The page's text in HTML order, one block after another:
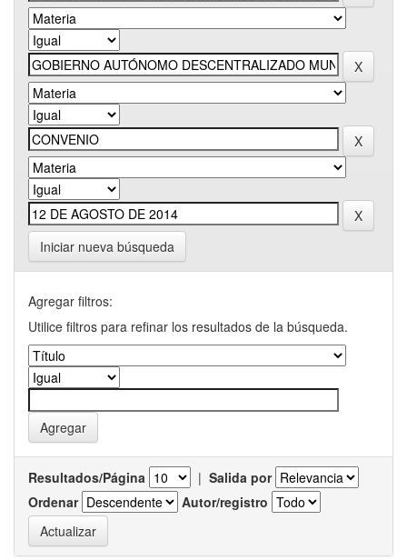
Iniciar nueva búsqueda
Agregar filtros:
Utilice filtros para refinar los resultados de la búsqueda.
Resultados/Página | Salida por
Ordenar
Autor/registro